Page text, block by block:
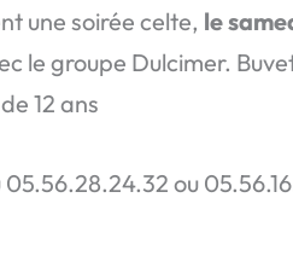
une soirée celte, le
le groupe Dulcimer.
12 ans
ou